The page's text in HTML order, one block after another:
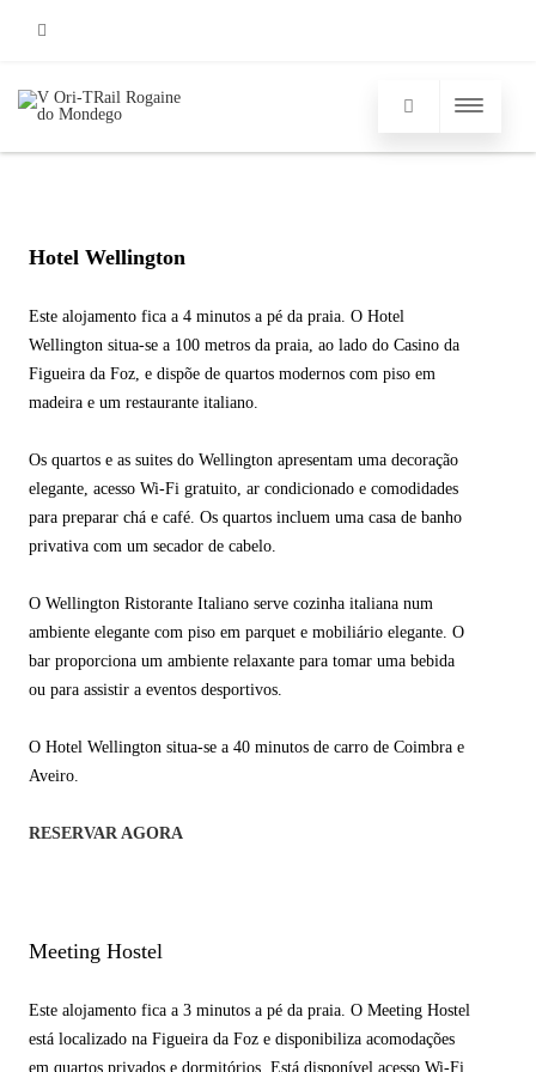
Facebook
Hotel Wellington
Este alojamento fica a 4 minutos a pé da praia. O Hotel
Wellington situa-se a 100 metros da praia, ao lado do Casino da
Figueira da Foz, e dispõe de quartos modernos com piso em
madeira e um restaurante italiano.
Os quartos e as suites do Wellington apresentam uma decoração
elegante, acesso Wi-Fi gratuito, ar condicionado e comodidades
para preparar chá e café. Os quartos incluem uma casa de banho
privativa com um secador de cabelo.
O Wellington Ristorante Italiano serve cozinha italiana num
ambiente elegante com piso em parquet e mobiliário elegante. O
bar proporciona um ambiente relaxante para tomar uma bebida
ou para assistir a eventos desportivos.
O Hotel Wellington situa-se a 40 minutos de carro de Coimbra e
Aveiro.
RESERVAR AGORA
Meeting Hostel
Este alojamento fica a 3 minutos a pé da praia. O Meeting Hostel
está localizado na Figueira da Foz e disponibiliza acomodações
em quartos privados e dormitórios. Está disponível acesso Wi-Fi